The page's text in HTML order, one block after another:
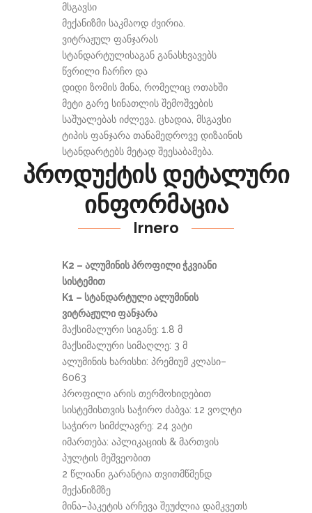
მსგავსი
მექანიზმი საკმაოდ ძვირია.
ვიტრაჟულ ფანჯარას
სტანდარტულისაგან განასხვავებს
წვრილი ჩარჩო და
დიდი ზომის მინა, რომელიც ოთახში
მეტი გარე სინათლის შემოშვების
საშუალებას იძლევა. ცხადია, მსგავსი
ტიპის ფანჯარა თანამედროვე დიზაინის
სტანდარტებს მეტად შეესაბამება.
პროდუქტის დეტალური
ინფორმაცია
Irnero
K2 – ალუმინის პროფილი ჭკვიანი
სისტემით
K1 – სტანდარტული ალუმინის
ვიტრაჟული ფანჯარა
მაქსიმალური სიგანე: 1.8 მ
მაქსიმალური სიმაღლე: 3 მ
ალუმინის ხარისხი: პრემიუმ კლასი–
6063
პროფილი არის თერმოხიდებით
სისტემისთვის საჭირო ძაბვა: 12 ვოლტი
საჭირო სიმძლავრე: 24 ვატი
იმართება: აპლიკაციის & მართვის
პულტის მეშვეობით
2 წლიანი გარანტია თვითმწმენდ
მექანიზმზე
მინა–პაკეტის არჩევა შეუძლია დამკვეთს